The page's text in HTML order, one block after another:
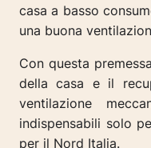
casa a basso
una buona
Con questa
della casa e il
ventilazione
indispensabili solo
per il Nord Italia.